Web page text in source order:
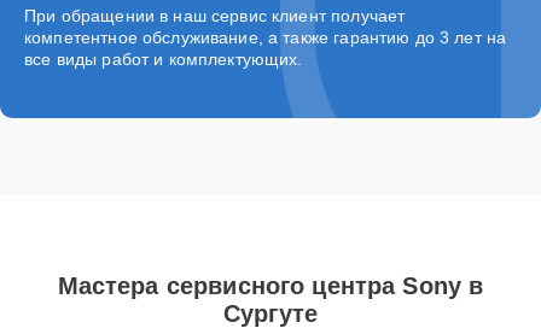
При обращении в наш сервис клиент получает
компетентное обслуживание, а также гарантию до 3 лет на
все виды работ и комплектующих.
Мастера сервисного центра Sony в
Сургуте